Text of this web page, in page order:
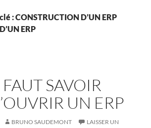
: CONSTRUCTION D’UN ERP
ERP
SAVOIR
UN ERP
BRUNO SAUDEMONT
LAISSER UN